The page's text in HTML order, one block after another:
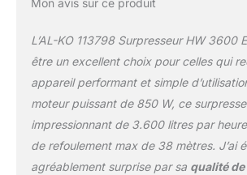
Mon avis sur ce produit
L’AL-KO 113798 Surpresseur HW 3600
être un excellent choix pour celles qui
appareil performant et simple
moteur puissant de 850 W, ce
impressionnant de 3.600 litres par
de refoulement max de 38 mètres. J’ai
agréablement surprise par sa qualité